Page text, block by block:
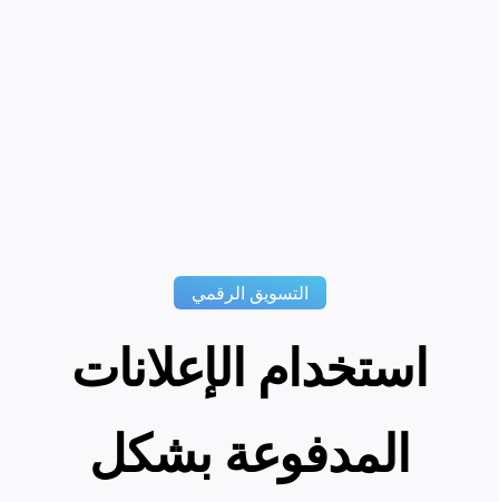
التسويق الرقمي
استخدام الإعلانات
المدفوعة بشكل